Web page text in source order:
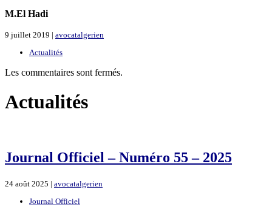
M.El Hadi
9 juillet 2019 | avocatalgerien
Actualités
Les commentaires sont fermés.
Actualités
Journal Officiel – Numéro 55 – 2025
24 août 2025 | avocatalgerien
Journal Officiel